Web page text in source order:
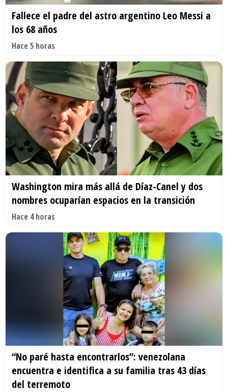
Fallece el padre del astro argentino Leo Messi a
los 68 años
Hace 5 horas
Washington mira más allá de Díaz-Canel y dos
nombres ocuparían espacios en la transición
Hace 4 horas
“No paré hasta encontrarlos”: venezolana
encuentra e identifica a su familia tras 43 días
del terremoto